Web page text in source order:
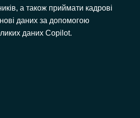
а також приймати кадрові
даних за допомогою
даних Copilot.